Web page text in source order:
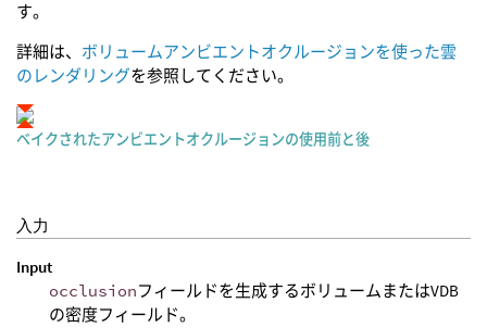
す。
詳細は、 ボリュームアンビエントオクルージョンを使った雲
のレンダリングを参照してください。
ベイクされたアンビエントオクルージョンの使用前と後
入力
Input
occlusionフィールドを生成するボリュームまたはVDB
の密度フィールド。